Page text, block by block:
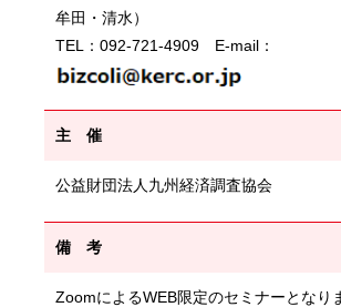
牟田・清水）
TEL：092-721-4909 E-mail：
主 催
公益財団法人九州経済調査協会
備 考
ZoomによるWEB限定のセミナーとなり